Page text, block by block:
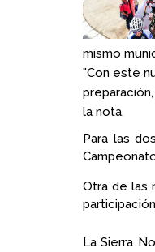
mismo
"Con este
la nota.
Para las
Otra de las
La Sierra